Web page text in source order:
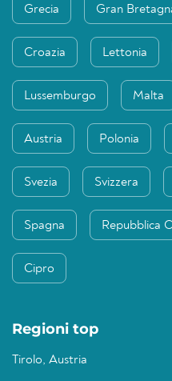
Grecia Gran
Croazia Lettonia
Lussemburgo Malta
Austria Polonia
Svezia Svizzera
Spagna Repubblica
Cipro
Regioni top
Tirolo, Austria